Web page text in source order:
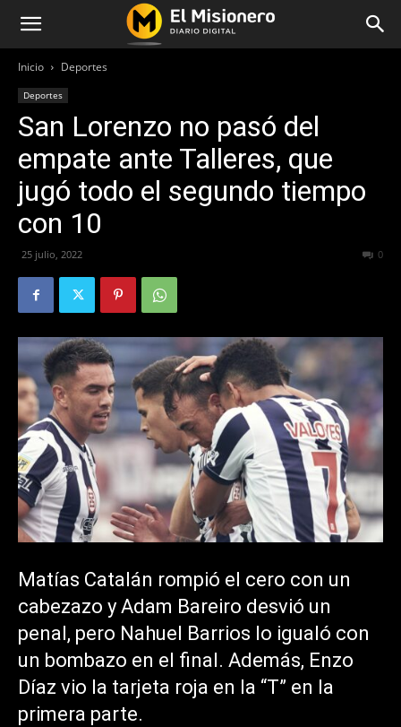
Inicio Deportes
Deportes
San Lorenzo no pasó del
empate ante Talleres, que
jugó todo el segundo tiempo
con 10
25 julio, 2022 0
Matías Catalán rompió el cero con un
cabezazo y Adam Bareiro desvió un
penal, pero Nahuel Barrios lo igualó con
un bombazo en el final. Además, Enzo
Díaz vio la tarjeta roja en la “T” en la
primera parte.